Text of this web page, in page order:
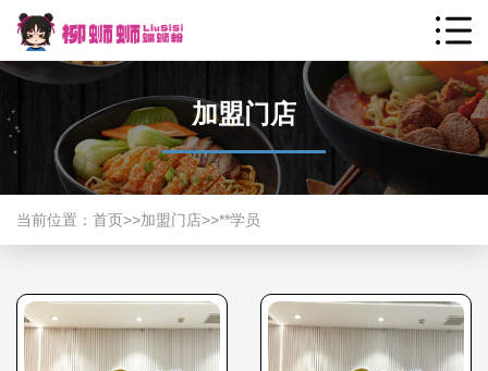
加盟门店
当前位置： 首页>>加盟门店>>**学员